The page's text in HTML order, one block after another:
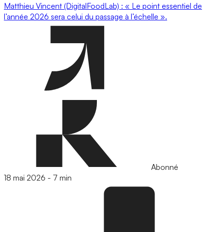
Matthieu Vincent (DigitalFoodLab) : « Le point essentiel de
l’année 2026 sera celui du passage à l’échelle ».
Abonné
18 mai 2026 - 7 min